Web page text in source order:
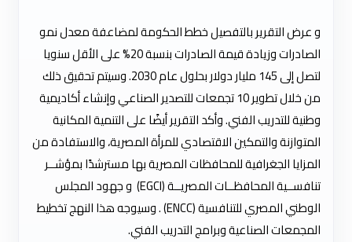
و عرض التقرير بالتفصيل خطط الحكومة لمضاعفة معدل نمو
الصادرات وزيادة قيمة الصادرات بنسبة 20% على الأقل سنويا
لتصل إلى 145 مليار دولار بحلول عام 2030. وسيتم تحقيق ذلك
من خلال تطوير 10 تجمعات للتصدير الصناعي وإنشاء أكاديمية
وطنية للتدريب الفني. وأكد التقرير أيضًا على التنمية المكانية
المتوازنة والتمكين الاقتصادي للمرأة المصرية، والاستفادة من
المزايا الجغرافية للمحافظات المصرية بها مسترشدًا بمؤشــر
تنافســية المحافظــات المصريــة (EGCI) و جهود المجلس
الوطني المصري للتنافسية (ENCC) . وسيوجه هذا النهج تخطيط
المجمعات الصناعية وبرامج التدريب الفني.